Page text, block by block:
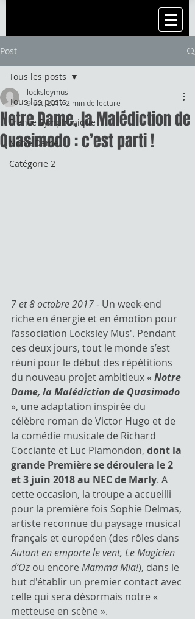
Post
Tous les posts
France Symphonique
Notre Dame
Catégorie 2
Tous les posts
Notre Dame, la Malédiction de
Quasimodo : c’est parti !
locksleymus
9 oct. 2017 2 min de lecture
7 et 8 octobre 2017 - Un week-end
riche en énergie et en émotion pour
l’association Locksley Mus'. Pendant
ces deux jours, tout le monde s’est
réuni pour le début des répétitions
du nouveau projet ambitieux « Notre
Dame, la Malédiction de Quasimodo
», une adaptation inspirée du
célèbre roman de Victor Hugo et de
la comédie musicale de Richard
Cocciante et Luc Plamondon, dont la
grande Première se déroulera le 2
et 3 juin 2018 au NEC de Marly. A
cette occasion, la troupe a accueilli
pour la première fois Sophie Delmas,
artiste reconnue du paysage musical
français et européen (des rôles dans
Autant en emporte le vent, Le Magicien
d’Oz ou encore Mamma Mia!), dans le
but d'établir un premier contact avec
celle qui sera désormais notre «
metteuse en scène ».